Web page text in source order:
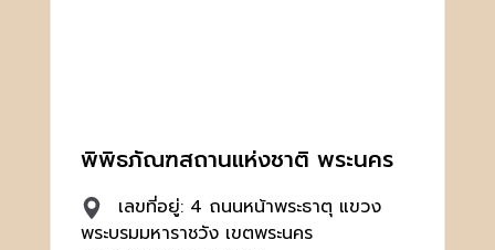
พิพิธภัณฑสถานแห่งชาติ พระนคร
เลขที่อยู่: 4 ถนนหน้าพระธาตุ แขวง
พระบรมมหาราชวัง เขตพระนคร